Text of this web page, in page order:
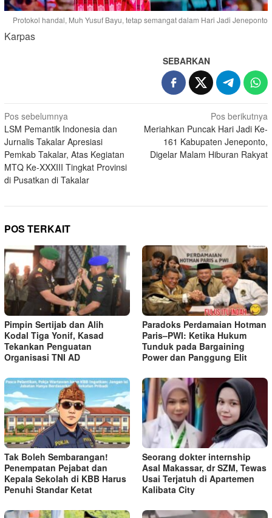
Protokol handal, Muh Yusuf Bayu, tetap semangat dalam Hari Jadi Jeneponto
Karpas
SEBARKAN
Navigasi
pos
Pos sebelumnya
LSM Pemantik Indonesia dan
Jurnalis Takalar Apresiasi
Pemkab Takalar, Atas Kegiatan
MTQ Ke-XXXIII Tingkat Provinsi
di Pusatkan di Takalar
Pos berikutnya
Meriahkan Puncak Hari Jadi Ke-
161 Kabupaten Jeneponto,
Digelar Malam Hiburan Rakyat
POS TERKAIT
Pimpin Sertijab dan Alih
Kodal Tiga Yonif, Kasad
Tekankan Penguatan
Organisasi TNI AD
Paradoks Perdamaian Hotman
Paris–PWI: Ketika Hukum
Tunduk pada Bargaining
Power dan Panggung Elit
Tak Boleh Sembarangan!
Penempatan Pejabat dan
Kepala Sekolah di KBB Harus
Penuhi Standar Ketat ​
Seorang dokter internship
Asal Makassar, dr SZM, Tewas
Usai Terjatuh di Apartemen
Kalibata City